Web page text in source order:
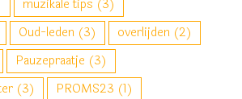
muzikale tips (3)
Oud-leden (3) overlijden (2)
Pauzepraatje (3)
(3) PROMS23 (1)